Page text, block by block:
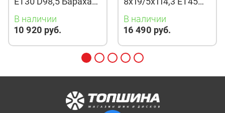
(КЛ378) Алмаз
В наличии
10 920 руб.
D67,1 901 BMG
В наличии
16 490 руб.